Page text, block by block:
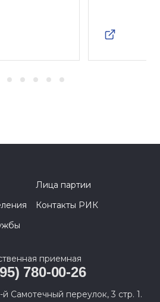
Лица партии
Контакты РИК
приемная
780-00-26
Самотечный переулок, 3 стр. 1.